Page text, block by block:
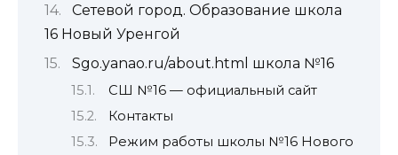
Сетевой город. Образование школа
16 Новый Уренгой
Sgo.yanao.ru/about.html школа №16
СШ №16 — официальный сайт
Контакты
Режим работы школы №16 Нового